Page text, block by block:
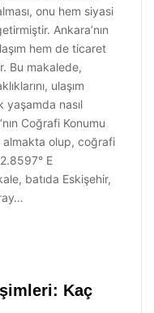
onu hem siyasi
Ankara’nın
hem de ticaret
Bu makalede,
ulaşım
yaşamda nasıl
Coğrafi Konumu
almakta olup, coğrafi
E
batıda Eskişehir,
Kaç